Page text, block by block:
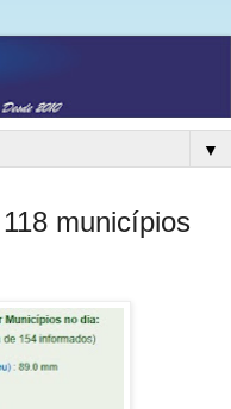
▼
municípios